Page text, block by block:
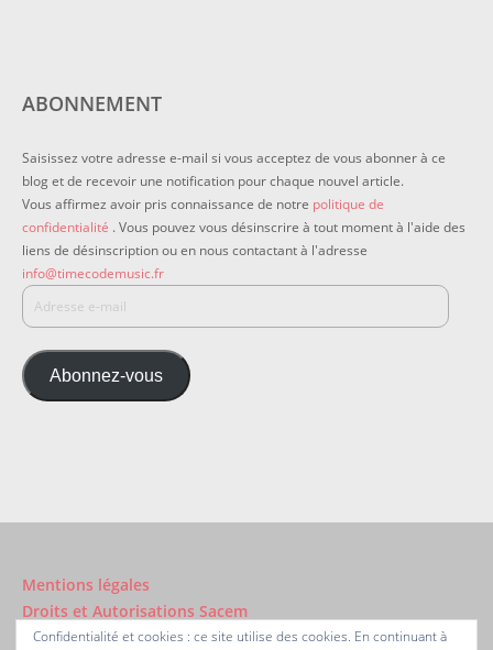
ABONNEMENT
Saisissez votre adresse e-mail si vous acceptez de vous abonner à ce
blog et de recevoir une notification pour chaque nouvel article.
Vous affirmez avoir pris connaissance de notre politique de
confidentialité . Vous pouvez vous désinscrire à tout moment à l'aide des
liens de désinscription ou en nous contactant à l'adresse
info@timecodemusic.fr
Abonnez-vous
Mentions légales
Droits et Autorisations Sacem
Confidentialité et cookies : ce site utilise des cookies. En continuant à